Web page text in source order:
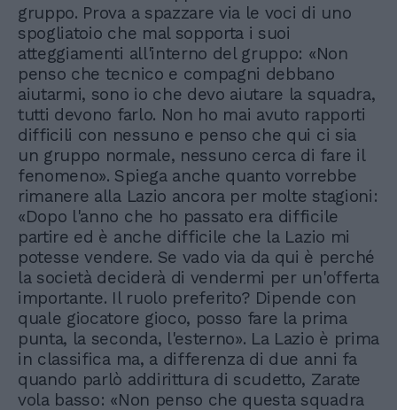
gruppo. Prova a spazzare via le voci di uno
spogliatoio che mal sopporta i suoi
atteggiamenti all'interno del gruppo: «Non
penso che tecnico e compagni debbano
aiutarmi, sono io che devo aiutare la squadra,
tutti devono farlo. Non ho mai avuto rapporti
difficili con nessuno e penso che qui ci sia
un gruppo normale, nessuno cerca di fare il
fenomeno». Spiega anche quanto vorrebbe
rimanere alla Lazio ancora per molte stagioni:
«Dopo l'anno che ho passato era difficile
partire ed è anche difficile che la Lazio mi
potesse vendere. Se vado via da qui è perché
la società deciderà di vendermi per un'offerta
importante. Il ruolo preferito? Dipende con
quale giocatore gioco, posso fare la prima
punta, la seconda, l'esterno». La Lazio è prima
in classifica ma, a differenza di due anni fa
quando parlò addirittura di scudetto, Zarate
vola basso: «Non penso che questa squadra